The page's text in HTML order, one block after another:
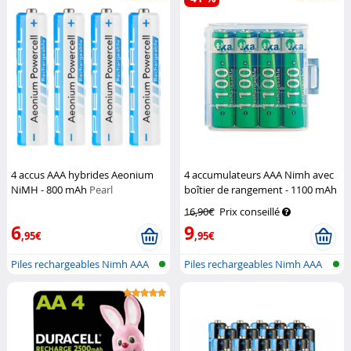
4 accus AAA hybrides Aeonium
NiMH - 800 mAh Pearl
6,95€
Piles rechargeables Nimh AAA
4 accumulateurs AAA Nimh avec
boîtier de rangement - 1100 mAh
16,90€ Prix conseillé
9,95€
Piles rechargeables Nimh AAA